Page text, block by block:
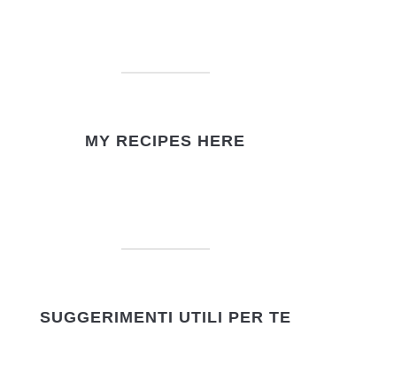
MY RECIPES HERE
SUGGERIMENTI UTILI PER TE